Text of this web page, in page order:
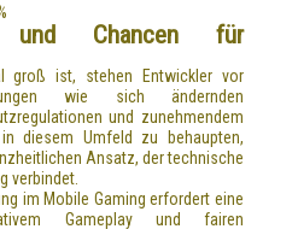
und Chancen für
groß ist, stehen Entwickler vor
wie sich ändernden
und zunehmendem
diesem Umfeld zu behaupten,
Ansatz, der technische
verbindet.
im Mobile Gaming erfordert eine
Gameplay und fairen